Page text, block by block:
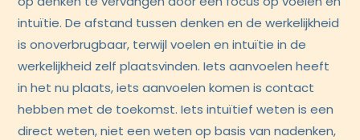
intuïtie. De afstand tussen denken en de werkelijkheid
is onoverbrugbaar, terwijl voelen en intuïtie in de
werkelijkheid zelf plaatsvinden. Iets aanvoelen heeft
in het nu plaats, iets aanvoelen komen is contact
hebben met de toekomst. Iets intuïtief weten is een
direct weten, niet een weten op basis van nadenken,